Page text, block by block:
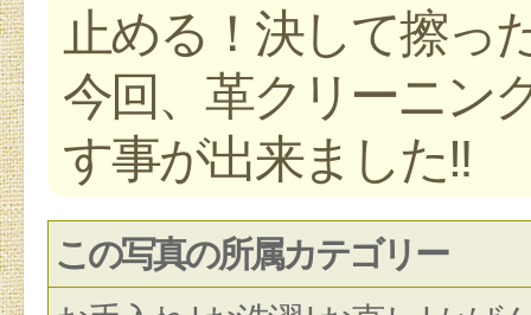
止める！決して擦っ
今回、革クリーニン
す事が出来ました‼︎
この写真の所属カテゴリー